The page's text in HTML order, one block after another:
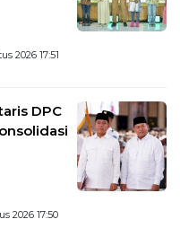
2026 17:51
DPC
2026 17:50